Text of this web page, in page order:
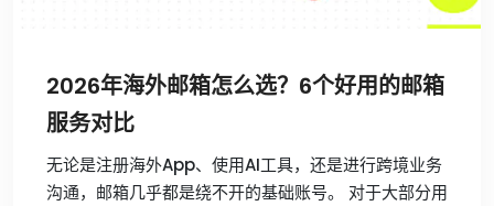
2026年海外邮箱怎么选？6个好用的邮箱
服务对比
无论是注册海外App、使用AI工具，还是进行跨境业务
沟通，邮箱几乎都是绕不开的基础账号。 对于大部分用